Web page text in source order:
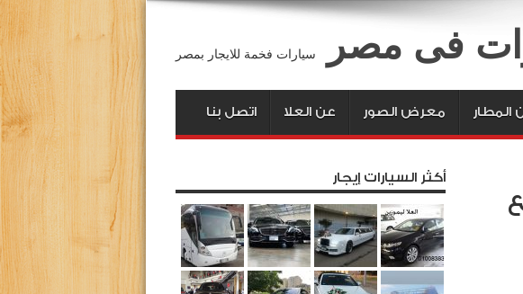
فى مصر سيارات فخمة للايجار بمصر
المطار معرض الصور عن العلا اتصل بنا
أكثر السيارات إيجار